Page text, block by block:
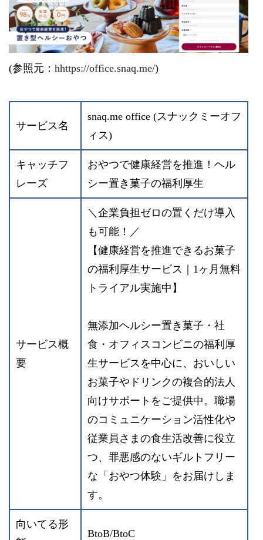
(参照元： hhttps://office.snaq.me/)
サービス名
snaq.me office (スナックミーオフ
ィス)
キャッチフ
レーズ
おやつで健康経営を推進！ヘル
シー置き菓子の福利厚生
サービス概
要
＼企業負担ゼロの置くだけ導入
も可能！／
【健康経営を推進できるお菓子
の福利厚生サービス｜1ヶ月無料
トライアル実施中】
無添加ヘルシー置き菓子・社
食・オフィスコンビニの福利厚
生サービスを中心に、おいしい
お菓子やドリンクの複合的法人
向けサポートをご提供中。職場
のコミュニケーション活性化や
従業員さまの食生活改善に役立
つ、罪悪感のないギルトフリー
な「おやつ体験」をお届けしま
す。
向いてる形
BtoB/BtoC